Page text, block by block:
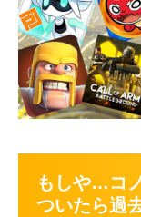
もしや…コ
ついたら過